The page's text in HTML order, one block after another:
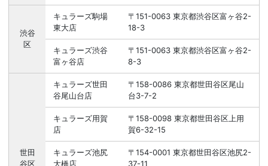
渋谷
区
キュラーズ駒場
東大店
〒151-0063 東京都渋谷区富ヶ谷2-
18-3
キュラーズ渋谷
富ヶ谷店
〒151-0063 東京都渋谷区富ヶ谷2-
8-3
世田
谷区
キュラーズ世田
谷尾山台店
〒158-0086 東京都世田谷区尾山
台3-7-2
キュラーズ用賀
店
〒158-0098 東京都世田谷区上用
賀6-32-15
キュラーズ池尻
大橋店
〒154-0001 東京都世田谷区池尻2-
37-11